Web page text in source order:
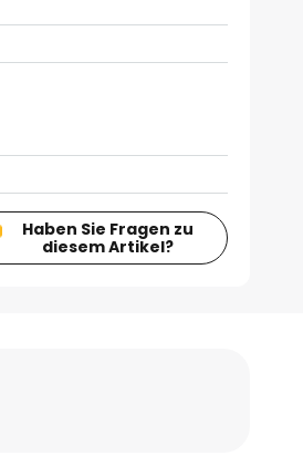
Haben Sie Fragen zu
diesem Artikel?